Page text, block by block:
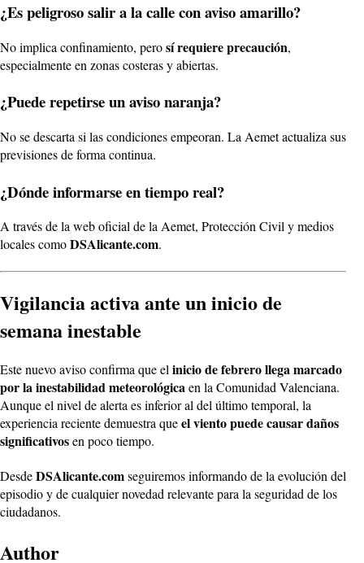
¿Es peligroso salir a la calle con aviso amarillo?
No implica confinamiento, perosí requiere precaución,
especialmente en zonas costeras y abiertas.
¿Puede repetirse un aviso naranja?
No se descarta si las condiciones empeoran. La Aemet actualiza sus
previsiones de forma continua.
¿Dónde informarse en tiempo real?
A través de la web oficial de la Aemet, Protección Civil y medios
locales comoDSAlicante.com.
Vigilancia activa ante un inicio de
semana inestable
Este nuevo aviso confirma que el inicio de febrero llega marcado
por la inestabilidad meteorológicaen la Comunidad Valenciana.
Aunque el nivel de alerta es inferior al del último temporal, la
experiencia reciente demuestra queel viento puede causar daños
significativosen poco tiempo.
DesdeDSAlicante.comseguiremos informando de la evolución del
episodio y de cualquier novedad relevante para la seguridad de los
ciudadanos.
Author